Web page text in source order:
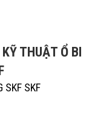
THUẬT Ổ BI
SKF SKF